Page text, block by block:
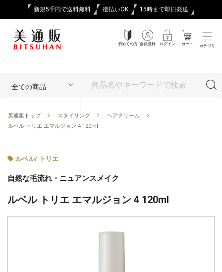
新規5千円で送料無料 後払いOK 15時まで即日発送
初めての方 会員登録 ログイン カート カテゴリ
美通販トップ スタイリング
ヘアクリーム
ルベル トリエ エマルジョン 4 120ml
ルベル/ トリエ
自然な毛流れ・ニュアンスメイク
ルベル トリエ エマルジョン 4 120ml